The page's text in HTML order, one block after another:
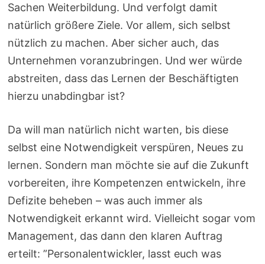
Sachen Weiterbildung. Und verfolgt damit
natürlich größere Ziele. Vor allem, sich selbst
nützlich zu machen. Aber sicher auch, das
Unternehmen voranzubringen. Und wer würde
abstreiten, dass das Lernen der Beschäftigten
hierzu unabdingbar ist?
Da will man natürlich nicht warten, bis diese
selbst eine Notwendigkeit verspüren, Neues zu
lernen. Sondern man möchte sie auf die Zukunft
vorbereiten, ihre Kompetenzen entwickeln, ihre
Defizite beheben – was auch immer als
Notwendigkeit erkannt wird. Vielleicht sogar vom
Management, das dann den klaren Auftrag
erteilt: ”Personalentwickler, lasst euch was